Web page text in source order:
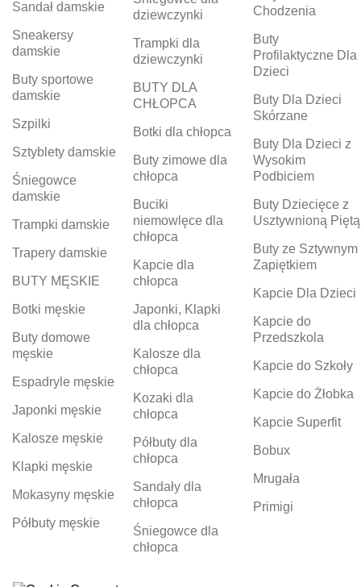
Sandał damskie
Sneakersy
damskie
Buty sportowe
damskie
Szpilki
Sztyblety damskie
Śniegowce
damskie
Trampki damskie
Trapery damskie
BUTY MĘSKIE
Botki męskie
Buty domowe
męskie
Espadryle męskie
Japonki męskie
Kalosze męskie
Klapki męskie
Mokasyny męskie
Półbuty męskie
dziewczynki
Trampki dla
dziewczynki
BUTY DLA
CHŁOPCA
Botki dla chłopca
Buty zimowe dla
chłopca
Buciki
niemowlęce dla
chłopca
Kapcie dla
chłopca
Japonki, Klapki
dla chłopca
Kalosze dla
chłopca
Kozaki dla
chłopca
Półbuty dla
chłopca
Sandały dla
chłopca
Śniegowce dla
chłopca
Chodzenia
Buty
Profilaktyczne Dla
Dzieci
Buty Dla Dzieci
Skórzane
Buty Dla Dzieci z
Wysokim
Podbiciem
Buty Dziecięce z
Usztywnioną Piętą
Buty ze Sztywnym
Zapiętkiem
Kapcie Dla Dzieci
Kapcie do
Przedszkola
Kapcie do Szkoły
Kapcie do Żłobka
Kapcie Superfit
Bobux
Mrugała
Primigi